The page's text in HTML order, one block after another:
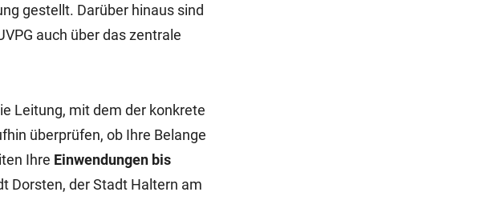
gestellt. Darüber hinaus sind
auch über das zentrale
Leitung, mit dem der konkrete
überprüfen, ob Ihre Belange
Ihre Einwendungen bis
Dorsten, der Stadt Haltern am